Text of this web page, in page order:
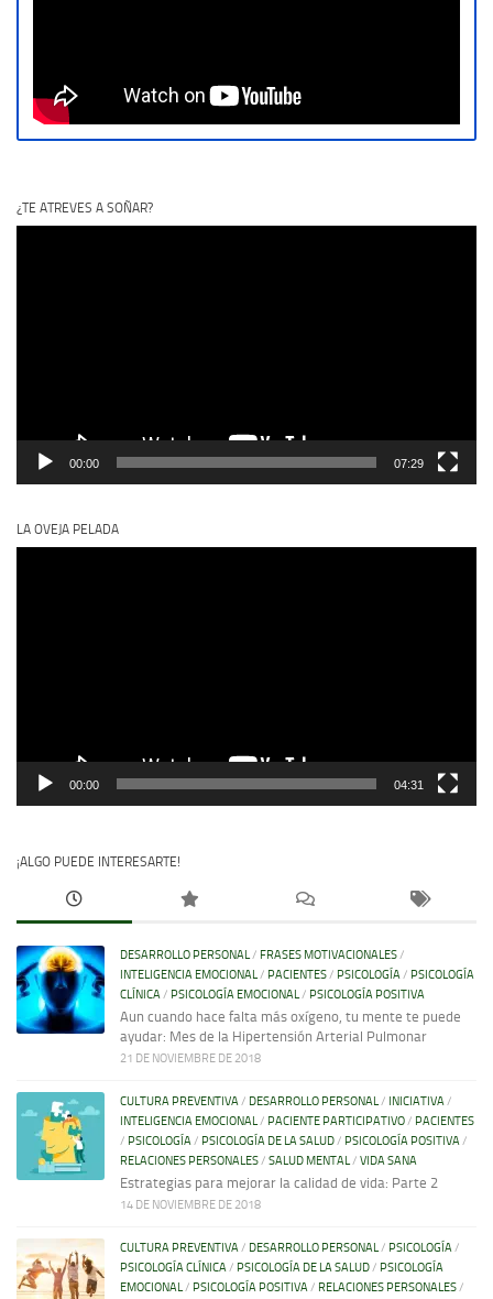
¿TE ATREVES A SOÑAR?
00:00 07:29
LA OVEJA PELADA
00:00 04:31
¡ALGO PUEDE INTERESARTE!
DESARROLLO PERSONAL/ FRASES MOTIVACIONALES/
INTELIGENCIA EMOCIONAL/ PACIENTES/ PSICOLOGÍA/ PSICOLOGÍA
CLÍNICA/ PSICOLOGÍA EMOCIONAL/ PSICOLOGÍA POSITIVA
Aun cuando hace falta más oxígeno, tu mente te puede
ayudar: Mes de la Hipertensión Arterial Pulmonar
21 DE NOVIEMBRE DE 2018
CULTURA PREVENTIVA/ DESARROLLO PERSONAL/ INICIATIVA/
INTELIGENCIA EMOCIONAL/ PACIENTE PARTICIPATIVO/ PACIENTES
/ PSICOLOGÍA/ PSICOLOGÍA DE LA SALUD/ PSICOLOGÍA POSITIVA/
RELACIONES PERSONALES/ SALUD MENTAL/ VIDA SANA
Estrategias para mejorar la calidad de vida: Parte 2
14 DE NOVIEMBRE DE 2018
CULTURA PREVENTIVA/ DESARROLLO PERSONAL/ PSICOLOGÍA/
PSICOLOGÍA CLÍNICA/ PSICOLOGÍA DE LA SALUD/ PSICOLOGÍA
EMOCIONAL/ PSICOLOGÍA POSITIVA/ RELACIONES PERSONALES/